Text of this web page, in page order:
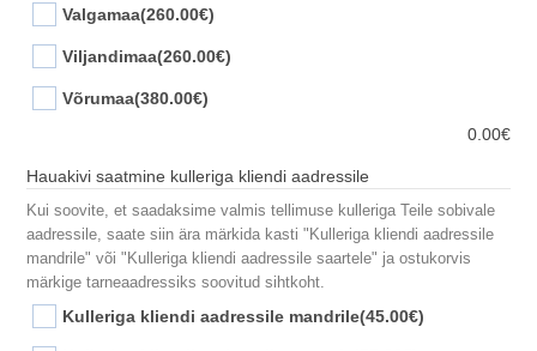
Valgamaa(260.00€)
Viljandimaa(260.00€)
Võrumaa(380.00€)
0.00€
Hauakivi saatmine kulleriga kliendi aadressile
Kui soovite, et saadaksime valmis tellimuse kulleriga Teile sobivale
aadressile, saate siin ära märkida kasti "Kulleriga kliendi aadressile
mandrile" või "Kulleriga kliendi aadressile saartele" ja ostukorvis
märkige tarneaadressiks soovitud sihtkoht.
Kulleriga kliendi aadressile mandrile(45.00€)